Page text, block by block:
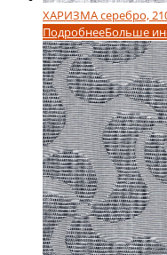
ХАРИЗМА серебро,
ПодробнееБольше